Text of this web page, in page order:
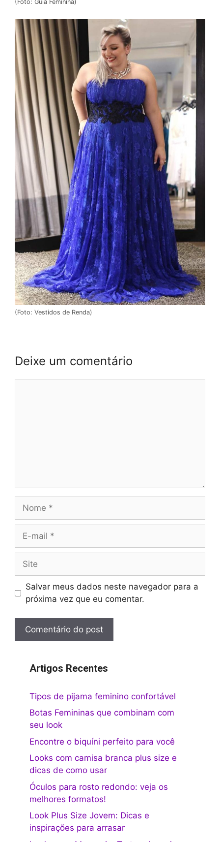
(Foto: Guia Feminina)
(Foto: Vestidos de Renda)
Deixe um comentário
Nome
Site
Salvar meus dados neste navegador para a
próxima vez que eu comentar.
Artigos Recentes
Tipos de pijama feminino confortável
Botas Femininas que combinam com
seu look
Encontre o biquíni perfeito para você
Looks com camisa branca plus size e
dicas de como usar
Óculos para rosto redondo: veja os
melhores formatos!
Look Plus Size Jovem: Dicas e
inspirações para arrasar